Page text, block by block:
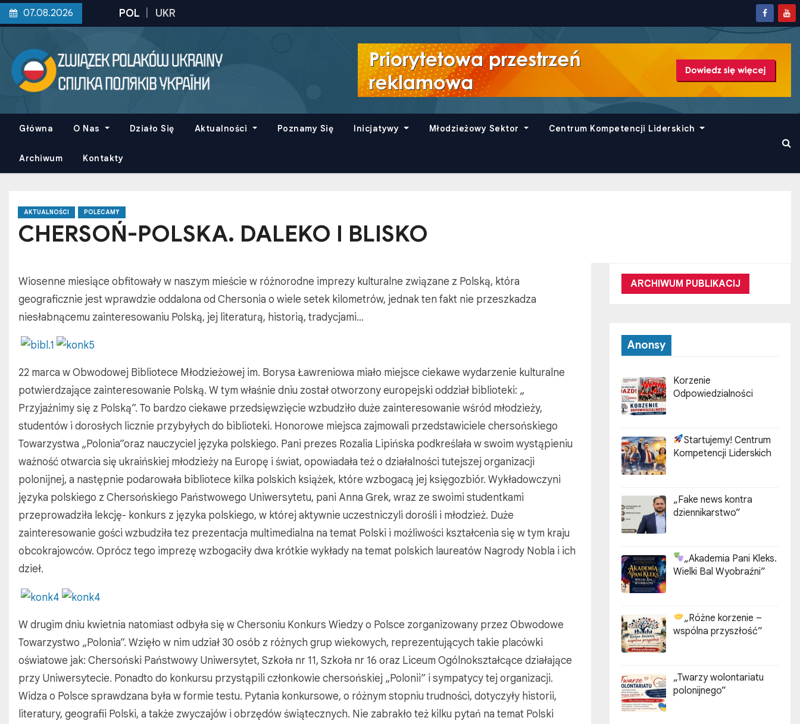
k
e
07.08.2026
Główna O Nas Działo Się Aktualności Poznamy Się Inicjatywy Młodzieżowy Sektor Centrum Kompetencji Liderskich
Archiwum Kontakty
AKTUALNOŚCI POLECAMY
CHERSOŃ-POLSKA. DALEKO I BLISKO
Wiosenne miesiące obfitowały w naszym mieście w różnorodne imprezy kulturalne związane z Polską, która
geograficznie jest wprawdzie oddalona od Chersonia o wiele setek kilometrów, jednak ten fakt nie przeszkadza
niesłabnącemu zainteresowaniu Polską, jej literaturą, historią, tradycjami…
22 marca w Obwodowej Bibliotece Młodzieżowej im. Borysa Ławreniowa miało miejsce ciekawe wydarzenie kulturalne
potwierdzające zainteresowanie Polską. W tym właśnie dniu został otworzony europejski oddział biblioteki: „
Przyjaźnimy się z Polską”. To bardzo ciekawe przedsięwzięcie wzbudziło duże zainteresowanie wśród młodzieży,
studentów i dorosłych licznie przybyłych do biblioteki. Honorowe miejsca zajmowali przedstawiciele chersońskiego
Towarzystwa „Polonia”oraz nauczyciel języka polskiego. Pani prezes Rozalia Lipińska podkreślała w swoim wystąpieniu
ważność otwarcia się ukraińskiej młodzieży na Europę i świat, opowiadała też o działalności tutejszej organizacji
polonijnej, a następnie podarowała bibliotece kilka polskich książek, które wzbogacą jej księgozbiór. Wykładowczyni
języka polskiego z Chersońskiego Państwowego Uniwersytetu, pani Anna Grek, wraz ze swoimi studentkami
przeprowadziła lekcję- konkurs z języka polskiego, w której aktywnie uczestniczyli dorośli i młodzież. Duże
zainteresowanie gości wzbudziła tez prezentacja multimedialna na temat Polski i możliwości kształcenia się w tym kraju
obcokrajowców. Oprócz tego imprezę wzbogaciły dwa krótkie wykłady na temat polskich laureatów Nagrody Nobla i ich
dzieł.
W drugim dniu kwietnia natomiast odbyła się w Chersoniu Konkurs Wiedzy o Polsce zorganizowany przez Obwodowe
Towarzystwo „Polonia”. Wzięło w nim udział 30 osób z różnych grup wiekowych, reprezentujących takie placówki
oświatowe jak: Chersoński Państwowy Uniwersytet, Szkoła nr 11, Szkoła nr 16 oraz Liceum Ogólnokształcące działające
przy Uniwersytecie. Ponadto do konkursu przystąpili członkowie chersońskiej „Polonii” i sympatycy tej organizacji.
Widza o Polsce sprawdzana była w formie testu. Pytania konkursowe, o różnym stopniu trudności, dotyczyły historii,
literatury, geografii Polski, a także zwyczajów i obrzędów świątecznych. Nie zabrakło też kilku pytań na temat Polski
ARCHIWUM PUBLIKACIJ
Anonsy
Korzenie
Odpowiedzialności
Startujemy! Centrum
Kompetencji Liderskich
„Fake news kontra
dziennikarstwo”
„Akademia Pani Kleks.
Wielki Bal Wyobraźni”
„Różne korzenie –
wspólna przyszłość”
„Twarzy wolontariatu
polonijnego”